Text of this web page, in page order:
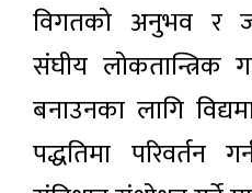
विगतको अनुभव र
संघीय लोकतान्त्रिक
बनाउनका लागि
पद्धतिमा